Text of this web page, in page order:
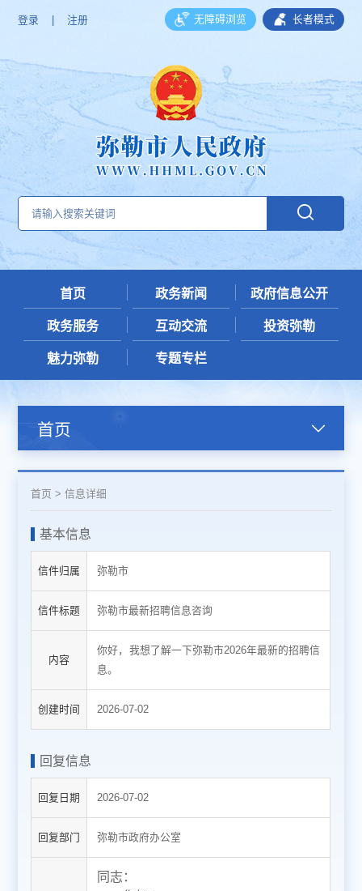
登录 注册 无障碍浏览 长者模式
首页 政务新闻 政府信息公开
政务服务 互动交流 投资弥勒
魅力弥勒 专题专栏
首页
首页 >信息详细
基本信息
信件归属 弥勒市
信件标题 弥勒市最新招聘信息咨询
内容
你好，我想了解一下弥勒市2026年最新的招聘信
息。
创建时间 2026-07-02
回复信息
回复日期 2026-07-02
回复部门 弥勒市政府办公室
同志：